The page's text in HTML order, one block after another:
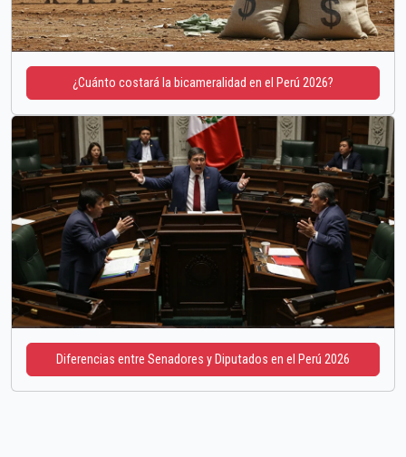
¿Cuánto costará la bicameralidad en el Perú 2026?
Diferencias entre Senadores y Diputados en el Perú 2026